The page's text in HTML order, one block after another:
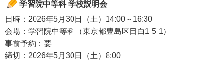
学習院中等科 学校説明会
日時：2026年5月30日（土）14:00～16:30
会場：学習院中等科（東京都豊島区目白1-5-1）
事前予約：要
締切：2026年5月30日（土）8:00